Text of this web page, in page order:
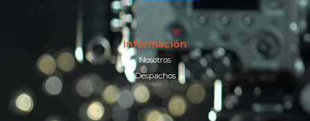
Información
Nosotros
Despachos